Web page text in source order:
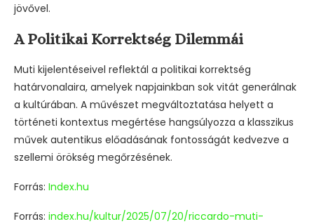
jövővel.
A Politikai Korrektség Dilemmái
Muti kijelentéseivel reflektál a politikai korrektség
határvonalaira, amelyek napjainkban sok vitát generálnak
a kultúrában. A művészet megváltoztatása helyett a
történeti kontextus megértése hangsúlyozza a klasszikus
művek autentikus előadásának fontosságát kedvezve a
szellemi örökség megőrzésének.
Forrás: Index.hu
Forrás: index.hu/kultur/2025/07/20/riccardo-muti-